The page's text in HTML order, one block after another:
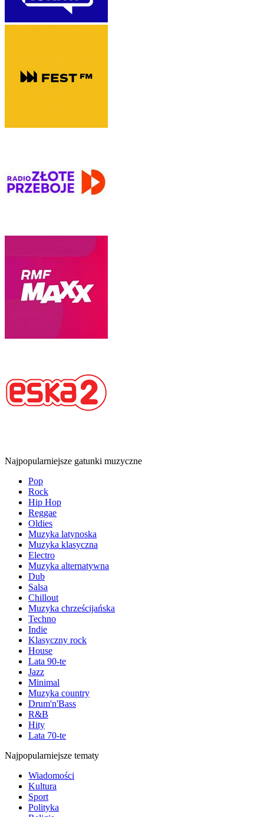
Najpopularniejsze gatunki muzyczne
Pop
Rock
Hip Hop
Reggae
Oldies
Muzyka latynoska
Muzyka klasyczna
Electro
Muzyka alternatywna
Dub
Salsa
Chillout
Muzyka chrześcijańska
Techno
Indie
Klasyczny rock
House
Lata 90-te
Jazz
Minimal
Muzyka country
Drum'n'Bass
R&B
Hity
Lata 70-te
Najpopularniejsze tematy
Wiadomości
Kultura
Sport
Polityka